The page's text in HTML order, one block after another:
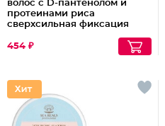
волос с D-пантенолом и
протеинами риса
сверхсильная фиксация
454 ₽